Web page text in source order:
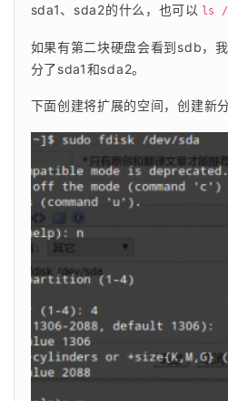
sda1、sda2的什么，也可以 ls /
如果有第二块硬盘会看到sdb，
分了sda1和sda2。
下面创建将扩展的空间，创建新分